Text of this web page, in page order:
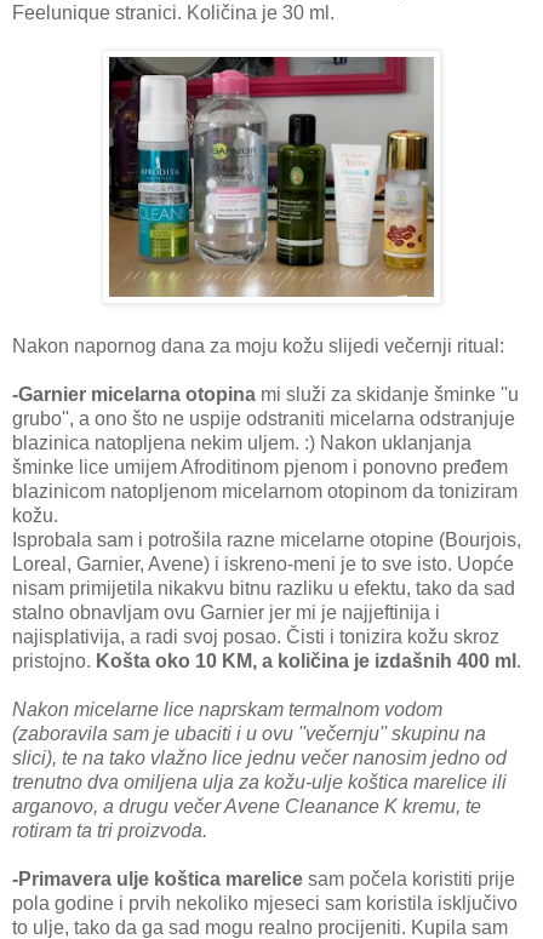
Feelunique stranici. Količina je 30 ml.
Nakon napornog dana za moju kožu slijedi večernji ritual:
-Garnier micelarna otopina mi služi za skidanje šminke ''u
grubo'', a ono što ne uspije odstraniti micelarna odstranjuje
blazinica natopljena nekim uljem. :) Nakon uklanjanja
šminke lice umijem Afroditinom pjenom i ponovno pređem
blazinicom natopljenom micelarnom otopinom da toniziram
kožu.
Isprobala sam i potrošila razne micelarne otopine (Bourjois,
Loreal, Garnier, Avene) i iskreno-meni je to sve isto. Uopće
nisam primijetila nikakvu bitnu razliku u efektu, tako da sad
stalno obnavljam ovu Garnier jer mi je najjeftinija i
najisplativija, a radi svoj posao. Čisti i tonizira kožu skroz
pristojno. Košta oko 10 KM, a količina je izdašnih 400 ml .
Nakon micelarne lice naprskam termalnom vodom
(zaboravila sam je ubaciti i u ovu ''večernju'' skupinu na
slici), te na tako vlažno lice jednu večer nanosim jedno od
trenutno dva omiljena ulja za kožu-ulje koštica marelice ili
arganovo, a drugu večer Avene Cleanance K kremu, te
rotiram ta tri proizvoda.
-Primavera ulje koštica marelice sam počela koristiti prije
pola godine i prvih nekoliko mjeseci sam koristila isključivo
to ulje, tako da ga sad mogu realno procijeniti. Kupila sam